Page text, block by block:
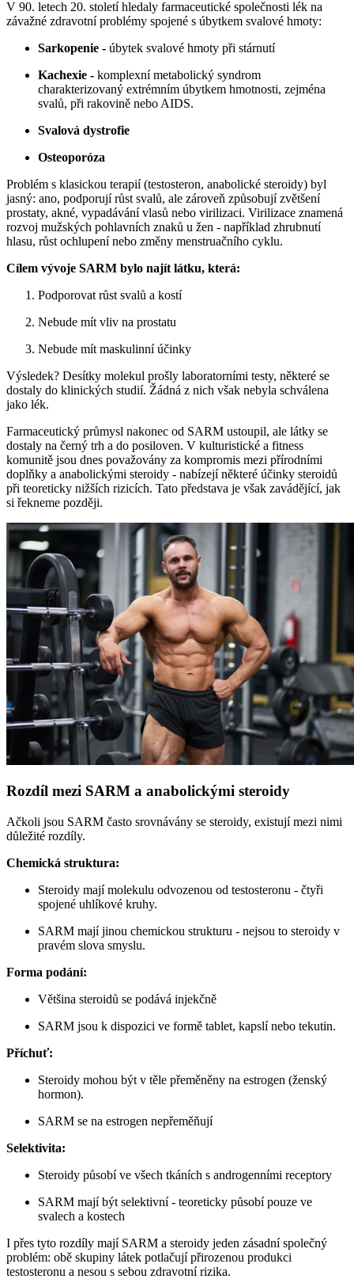
V 90. letech 20. století hledaly farmaceutické společnosti lék na
závažné zdravotní problémy spojené s úbytkem svalové hmoty:
Sarkopenie - úbytek svalové hmoty při stárnutí
Kachexie - komplexní metabolický syndrom
charakterizovaný extrémním úbytkem hmotnosti, zejména
svalů, při rakovině nebo AIDS.
Svalová dystrofie
Osteoporóza
Problém s klasickou terapií (testosteron, anabolické steroidy) byl
jasný: ano, podporují růst svalů, ale zároveň způsobují zvětšení
prostaty, akné, vypadávání vlasů nebo virilizaci. Virilizace znamená
rozvoj mužských pohlavních znaků u žen - například zhrubnutí
hlasu, růst ochlupení nebo změny menstruačního cyklu.
Cílem vývoje SARM bylo najít látku, která:
Podporovat růst svalů a kostí
Nebude mít vliv na prostatu
Nebude mít maskulinní účinky
Výsledek? Desítky molekul prošly laboratorními testy, některé se
dostaly do klinických studií. Žádná z nich však nebyla schválena
jako lék.
Farmaceutický průmysl nakonec od SARM ustoupil, ale látky se
dostaly na černý trh a do posiloven. V kulturistické a fitness
komunitě jsou dnes považovány za kompromis mezi přírodními
doplňky a anabolickými steroidy - nabízejí některé účinky steroidů
při teoreticky nižších rizicích. Tato představa je však zavádějící, jak
si řekneme později.
Rozdíl mezi SARM a anabolickými steroidy
Ačkoli jsou SARM často srovnávány se steroidy, existují mezi nimi
důležité rozdíly.
Chemická struktura:
Steroidy mají molekulu odvozenou od testosteronu - čtyři
spojené uhlíkové kruhy.
SARM mají jinou chemickou strukturu - nejsou to steroidy v
pravém slova smyslu.
Forma podání:
Většina steroidů se podává injekčně
SARM jsou k dispozici ve formě tablet, kapslí nebo tekutin.
Příchuť:
Steroidy mohou být v těle přeměněny na estrogen (ženský
hormon).
SARM se na estrogen nepřeměňují
Selektivita:
Steroidy působí ve všech tkáních s androgenními receptory
SARM mají být selektivní - teoreticky působí pouze ve
svalech a kostech
I přes tyto rozdíly mají SARM a steroidy jeden zásadní společný
problém: obě skupiny látek potlačují přirozenou produkci
testosteronu a nesou s sebou zdravotní rizika.